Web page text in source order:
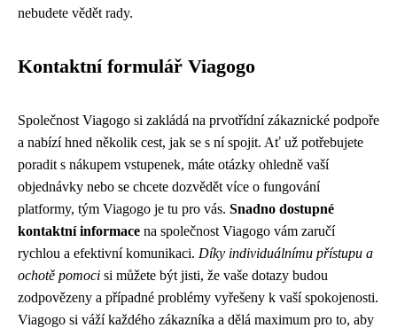
nebudete vědět rady.
Kontaktní formulář Viagogo
Společnost Viagogo si zakládá na prvotřídní zákaznické podpoře
a nabízí hned několik cest, jak se s ní spojit. Ať už potřebujete
poradit s nákupem vstupenek, máte otázky ohledně vaší
objednávky nebo se chcete dozvědět více o fungování
platformy, tým Viagogo je tu pro vás. Snadno dostupné
kontaktní informace na společnost Viagogo vám zaručí
rychlou a efektivní komunikaci. Díky individuálnímu přístupu a
ochotě pomoci si můžete být jisti, že vaše dotazy budou
zodpovězeny a případné problémy vyřešeny k vaší spokojenosti.
Viagogo si váží každého zákazníka a dělá maximum pro to, aby